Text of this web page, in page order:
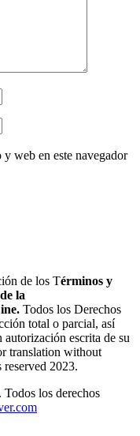
web en este navegador
de los Términos y
la
Todos los Derechos
total o parcial, así
escrita de su
translation without
2023.
los derechos